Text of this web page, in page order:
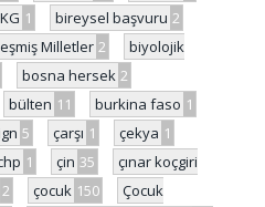
1 bireysel başvuru 2
Milletler 2
biyolojik
bosna hersek 2
bülten 11 burkina faso 1
5 çarşı 1 çekya 1
1 çin 35
çınar koçgiri
2 çocuk 150
Çocuk